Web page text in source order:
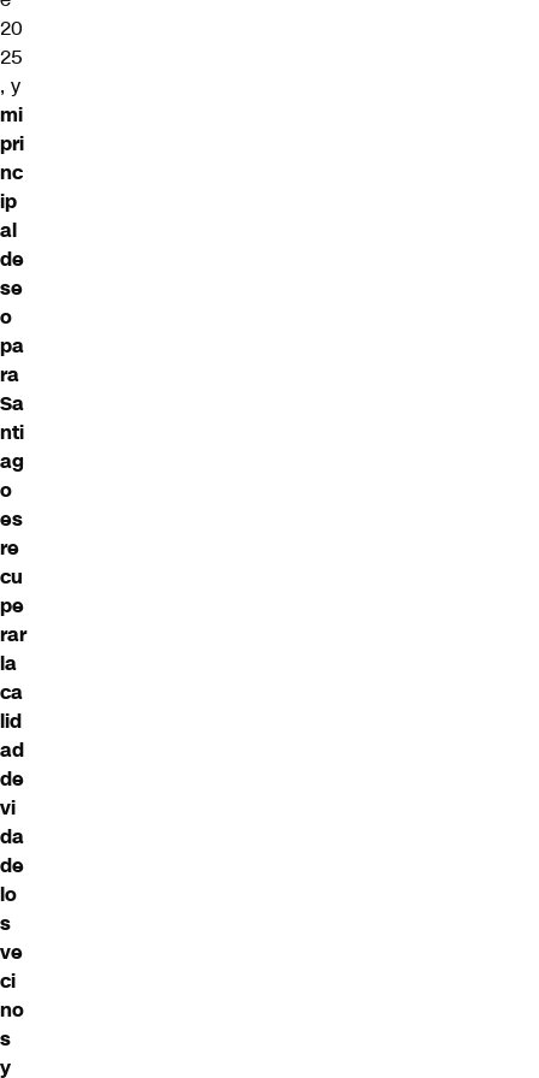
20
25
, y
mi
pri
nc
ip
al
de
se
o
pa
ra
Sa
nti
ag
o
es
re
cu
pe
rar
la
ca
lid
ad
de
vi
da
de
lo
s
ve
ci
no
s
y